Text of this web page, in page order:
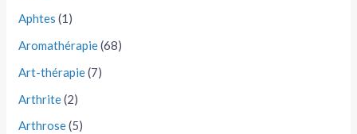
Aphtes (1)
Aromathérapie(68)
Art-thérapie(7)
Arthrite(2)
Arthrose(5)